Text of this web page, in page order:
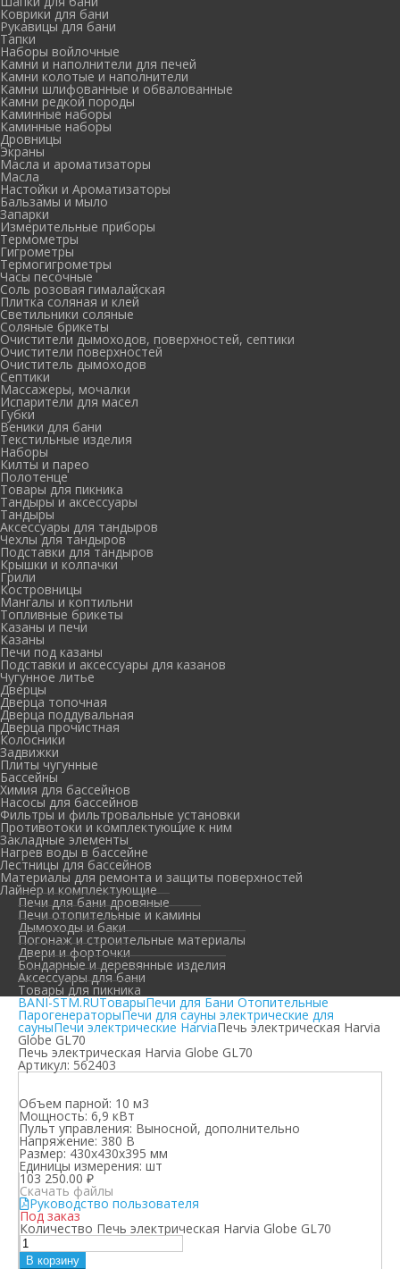
Коврики для бани
Рукавицы для бани
Тапки
Наборы войлочные
Камни и наполнители для печей
Камни колотые и наполнители
Камни шлифованные и обвалованные
Камни редкой породы
Каминные наборы
Каминные наборы
Дровницы
Экраны
Масла и ароматизаторы
Масла
Настойки и Ароматизаторы
Бальзамы и мыло
Запарки
Измерительные приборы
Термометры
Гигрометры
Термогигрометры
Часы песочные
Соль розовая гималайская
Плитка соляная и клей
Светильники соляные
Соляные брикеты
Очистители дымоходов, поверхностей, септики
Очистители поверхностей
Очиститель дымоходов
Септики
Массажеры, мочалки
Испарители для масел
Губки
Веники для бани
Текстильные изделия
Наборы
Килты и парео
Полотенце
Товары для пикника
Тандыры и аксессуары
Тандыры
Аксессуары для тандыров
Чехлы для тандыров
Подставки для тандыров
Крышки и колпачки
Грили
Костровницы
Мангалы и коптильни
Топливные брикеты
Казаны и печи
Казаны
Печи под казаны
Подставки и аксессуары для казанов
Чугунное литье
Дверцы
Дверца топочная
Дверца поддувальная
Дверца прочистная
Колосники
Задвижки
Плиты чугунные
Бассейны
Химия для бассейнов
Насосы для бассейнов
Фильтры и фильтровальные установки
Противотоки и комплектующие к ним
Закладные элементы
Нагрев воды в бассейне
Лестницы для бассейнов
Материалы для ремонта и защиты поверхностей
Лайнер и комплектующие
Печи для бани дровяные
Печи отопительные и камины
Дымоходы и баки
Погонаж и строительные материалы
Двери и форточки
Бондарные и деревянные изделия
Аксессуары для бани
Товары для пикника
BANI-STM.RUТоварыПечи для Бани Отопительные
ПарогенераторыПечи для сауны электрические для
сауныПечи электрические HarviaПечь электрическая Harvia
Globe GL70
Печь электрическая Harvia Globe GL70
Артикул: 562403
Объем парной: 10 м3
Мощность: 6,9 кВт
Пульт управления: Выносной, дополнительно
Напряжение: 380 В
Размер: 430х430х395 мм
Единицы измерения: шт
103 250.00 ₽
Скачать файлы
Руководство пользователя
Под заказ
Количество Печь электрическая Harvia Globe GL70
В корзину